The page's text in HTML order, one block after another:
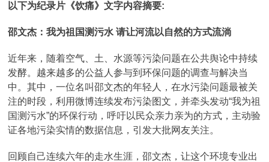
以下为纪录片《饮痛》文字内容摘要:
邵文杰：我为祖国测污水 请让河流以自然的方式流淌
近年来，随着空气、土、水源等污染问题在公共舆论中持续
发酵。越来越多的公益人参与到环保问题的调查与解决当
中。其中，一位名叫邵文杰的年轻人，在水污染问题最被关
注的时段，利用微博连续发布污染图文，并牵头发动“我为祖
国测污水”的环保行动，呼吁以民众亲力亲为的方式，主动验
证各地污染实情的数据信息，引发大批网友关注。
回顾自己连续六年的走水生涯，邵文杰，让这个环境专业出